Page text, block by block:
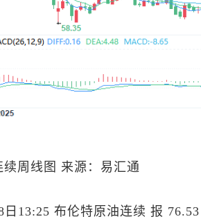
续周线图 来源：易汇通
日13:25 布伦特原油连续 报